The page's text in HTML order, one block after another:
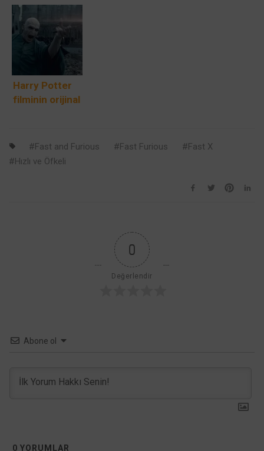
Yoda’nın
Dagobah’a
Sürgününü
Daha Detaylı
Hale Getiriyor
Harry Potter
filminin orijinal
tasarımı daha
korkunçtu
Fast and Furious Fast Furious
Fast X
Hızlı ve Öfkeli
0
Değerlendir
Abone ol
0 YORUMLAR